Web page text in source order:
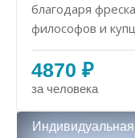
благодаря
философов и
4870 ₽
за человека
Индивидуальная